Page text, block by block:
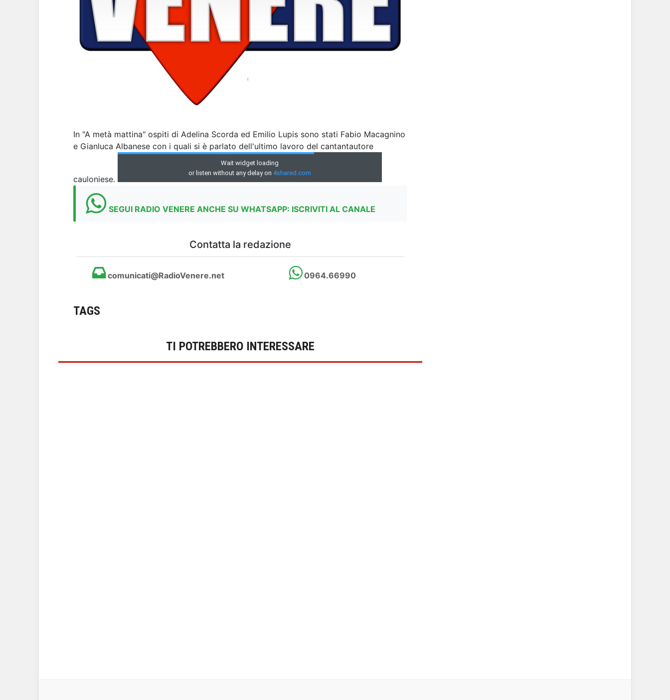
In "A metà mattina" ospiti di Adelina Scorda ed Emilio Lupis sono stati Fabio Macagnino
e Gianluca Albanese con i quali si è parlato dell'ultimo lavoro del cantantautore
cauloniese.
SEGUI RADIO VENERE ANCHE SU WHATSAPP: ISCRIVITI AL CANALE
Contatta la redazione
comunicati@RadioVenere.net 0964.66990
TAGS
TI POTREBBERO INTERESSARE